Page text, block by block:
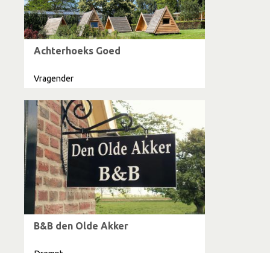
Achterhoeks Goed
Vragender
B&B den Olde Akker